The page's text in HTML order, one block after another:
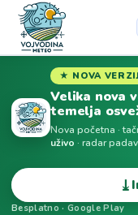
★ NOVA
Velika nova
temelja
Nova početna ·
uživo · radar
⤓
Besplatno · Google Play